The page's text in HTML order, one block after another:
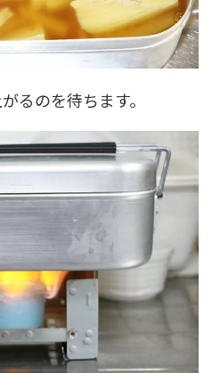
るのを待ちます。